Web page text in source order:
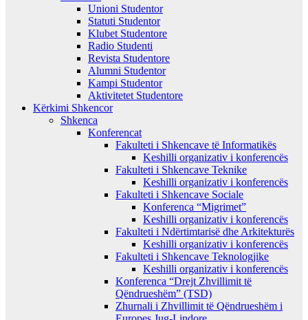
Unioni Studentor
Statuti Studentor
Klubet Studentore
Radio Studenti
Revista Studentore
Alumni Studentor
Kampi Studentor
Aktivitetet Studentore
Kërkimi Shkencor
Shkenca
Konferencat
Fakulteti i Shkencave të Informatikës
Keshilli organizativ i konferencës
Fakulteti i Shkencave Teknike
Keshilli organizativ i konferencës
Fakulteti i Shkencave Sociale
Konferenca “Migrimet”
Keshilli organizativ i konferencës
Fakulteti i Ndërtimtarisë dhe Arkitekturës
Keshilli organizativ i konferencës
Fakulteti i Shkencave Teknologjike
Keshilli organizativ i konferencës
Konferenca “Drejt Zhvillimit të
Qëndrueshëm” (TSD)
Zhurnali i Zhvillimit të Qëndrueshëm i